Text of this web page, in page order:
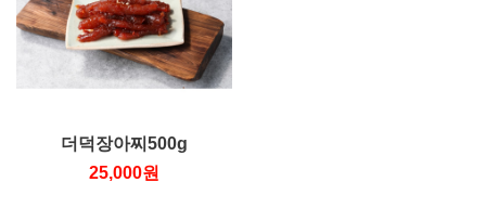
더덕장아찌500g
25,000원